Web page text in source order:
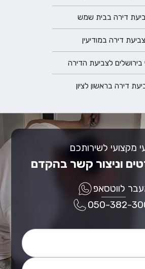
דירה בבית שמש
צביעת דירה במודיעין
בירושלים לצביעת הדירה
דירה בראשון לציון
מקצועי לשירותכם
וניצור קשר בהקדם
לווטסאפ
050-382-